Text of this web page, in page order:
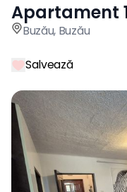
Apartament
Buzău, Buzău
Salvează